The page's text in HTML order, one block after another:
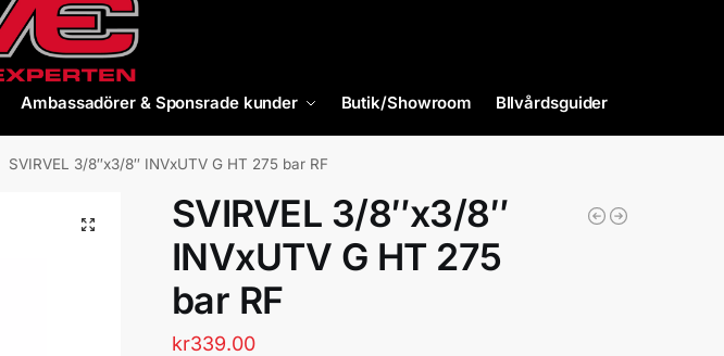
Ambassadörer & Sponsrade kunder Butik/Showroom BIlvårdsguider
SVIRVEL 3/8″x3/8″ INVxUTV G HT 275 bar RF
SVIRVEL 3/8″x3/8″
INVxUTV G HT 275
bar RF
kr339.00